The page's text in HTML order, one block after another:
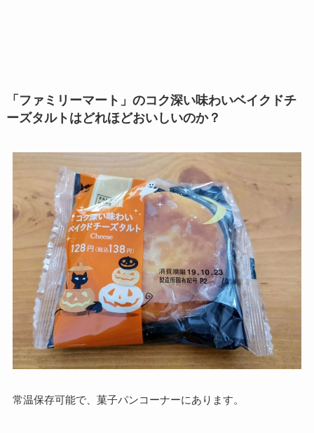
「ファミリーマート」のコク深い味わいベイクドチ
ーズタルトはどれほどおいしいのか？
常温保存可能で、菓子パンコーナーにあります。